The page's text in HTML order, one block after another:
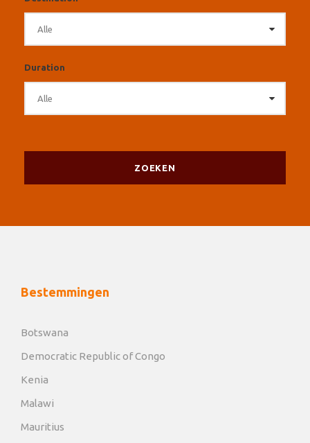
Duration
Bestemmingen
Botswana
Democratic Republic of Congo
Kenia
Malawi
Mauritius